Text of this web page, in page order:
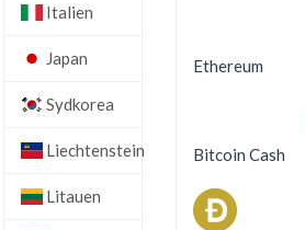
Italien
Japan
Sydkorea
Liechtenstein
Litauen
Ethereum
Bitcoin Cash